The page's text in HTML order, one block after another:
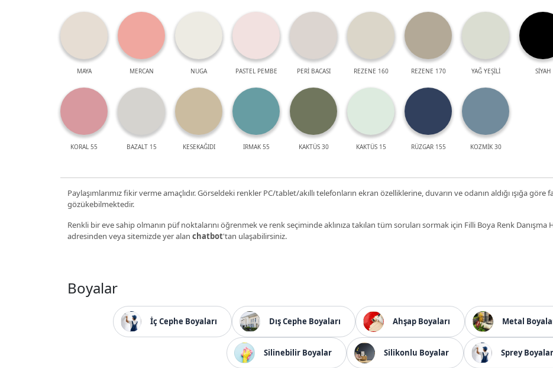
MAYA MERCAN NUGA PASTEL PEMBE PERİ BACASI REZENE 160 REZENE 170 YAĞ YEŞİLİ SİYAH
KORAL 55 BAZALT 15 KESEKAĞIDI IRMAK 55 KAKTÜS 30 KAKTÜS 15 RÜZGAR 155 KOZMİK 30
Paylaşımlarımız fikir verme amaçlıdır. Görseldeki renkler PC/tablet/akıllı telefonların ekran özelliklerine, duvarın ve odanın aldığı ışığa
gözükebilmektedir.
Renkli bir eve sahip olmanın püf noktalarını öğrenmek ve renk seçiminde aklınıza takılan tüm soruları sormak için Filli Boya Renk Danışma
adresinden veya sitemizde yer alan chatbot'tan ulaşabilirsiniz.
Boyalar
İç Cephe Boyaları Dış Cephe Boyaları Ahşap Boyaları Metal
Silinebilir Boyalar Silikonlu Boyalar Sprey Boyalar